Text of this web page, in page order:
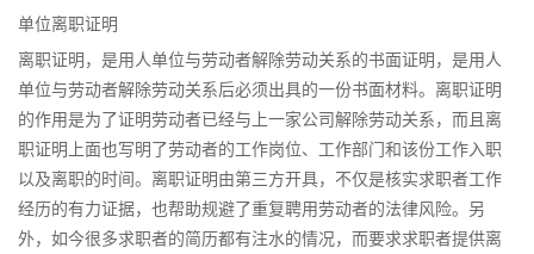
单位离职证明
离职证明，是用人单位与劳动者解除劳动关系的书面证明，是用人
单位与劳动者解除劳动关系后必须出具的一份书面材料。离职证明
的作用是为了证明劳动者已经与上一家公司解除劳动关系，而且离
职证明上面也写明了劳动者的工作岗位、工作部门和该份工作入职
以及离职的时间。离职证明由第三方开具，不仅是核实求职者工作
经历的有力证据，也帮助规避了重复聘用劳动者的法律风险。另
外，如今很多求职者的简历都有注水的情况，而要求求职者提供离